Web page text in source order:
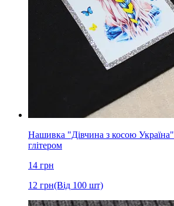
Нашивка "Дівчина з косою
глітером
14 грн
12 грн(Від 100 шт)